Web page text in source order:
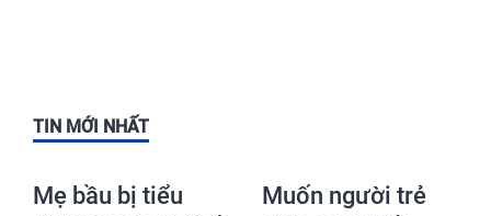
TIN MỚI NHẤT
Mẹ bầu bị tiểu
Muốn người trẻ